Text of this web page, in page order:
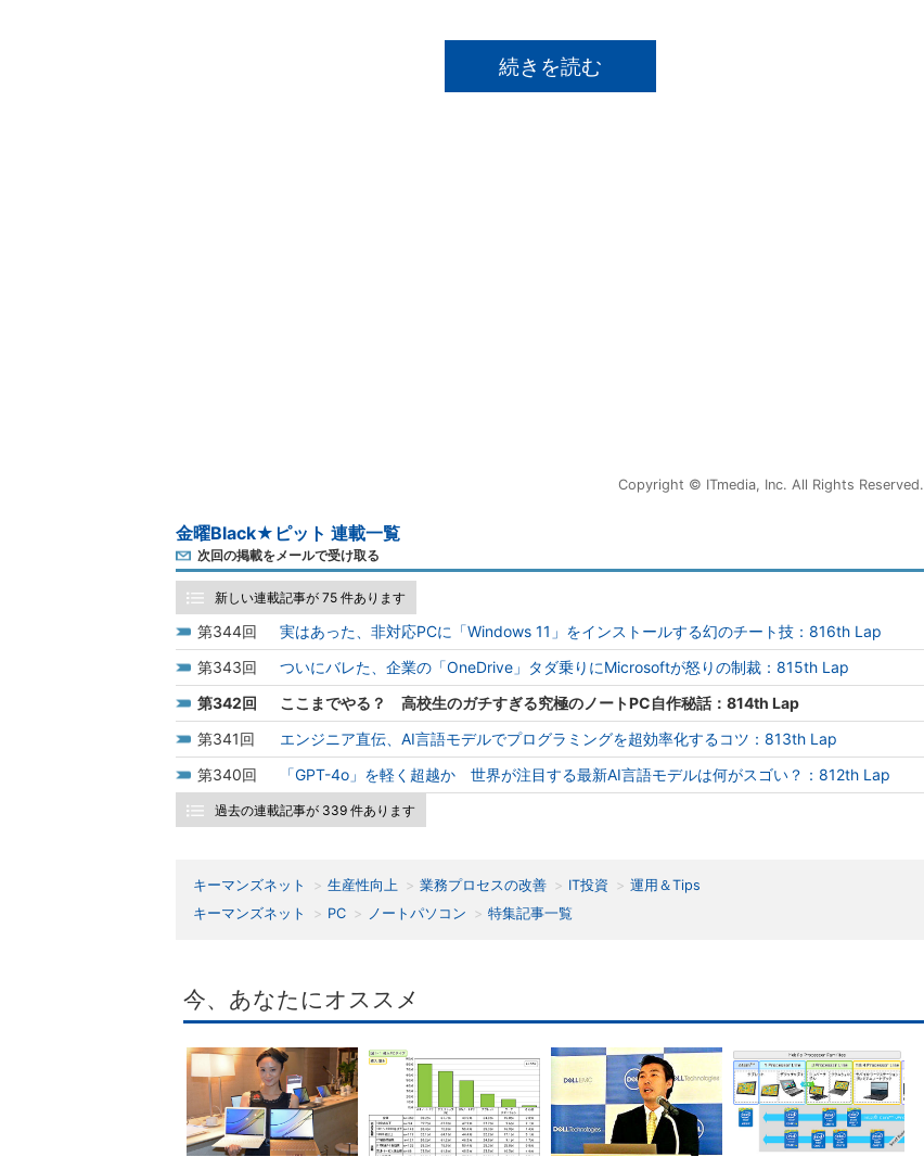
続きを読む
Copyright © ITmedia, Inc. All Rights Reserved.
金曜Black★ピット 連載一覧
次回の掲載をメールで受け取る
新しい連載記事が 75 件あります
344
実はあった、非対応PCに「Windows 11」をインストールする幻のチート技：816th Lap
343
ついにバレた、企業の「OneDrive」タダ乗りにMicrosoftが怒りの制裁：815th Lap
342
ここまでやる？ 高校生のガチすぎる究極のノートPC自作秘話：814th Lap
341
エンジニア直伝、AI言語モデルでプログラミングを超効率化するコツ：813th Lap
340
「GPT-4o」を軽く超越か 世界が注目する最新AI言語モデルは何がスゴい？：812th Lap
過去の連載記事が 339 件あります
キーマンズネット 生産性向上 業務プロセスの改善 IT投資
運用＆Tips
キーマンズネット
PC ノートパソコン 特集記事一覧